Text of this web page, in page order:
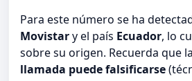
Para este número se ha
Movistary el país Ecuador, lo
sobre su origen. Recuerda que la
llamada puede falsificarse